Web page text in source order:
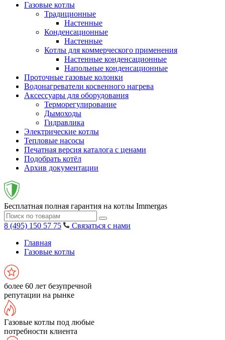
Газовые котлы
Традиционные
Настенные
Конденсационные
Настенные
Котлы для коммерческого применения
Настенные конденсационные
Напольные конденсационные
Проточные газовые колонки
Водонагреватели косвенного нагрева
Аксессуары для оборудования
Терморегулирование
Дымоходы
Гидравлика
Электрические котлы
Тепловые насосы
Печатная версия каталога с ценами
Подобрать котёл
Архив документации
Бесплатная полная гарантия на котлы Immergas
8 (495) 150 57 75
Связаться с нами
Главная
Газовые котлы
более 60 лет безупречной
репутации на рынке
Газовые котлы под любые
потребности клиента